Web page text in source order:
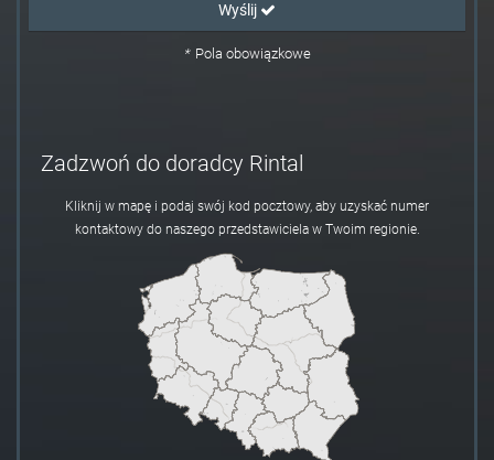
Wyślij
*Pola obowiązkowe
Zadzwoń do doradcy Rintal
Kliknij w mapę i podaj swój kod pocztowy, aby uzyskać numer
kontaktowy do naszego przedstawiciela w Twoim regionie.